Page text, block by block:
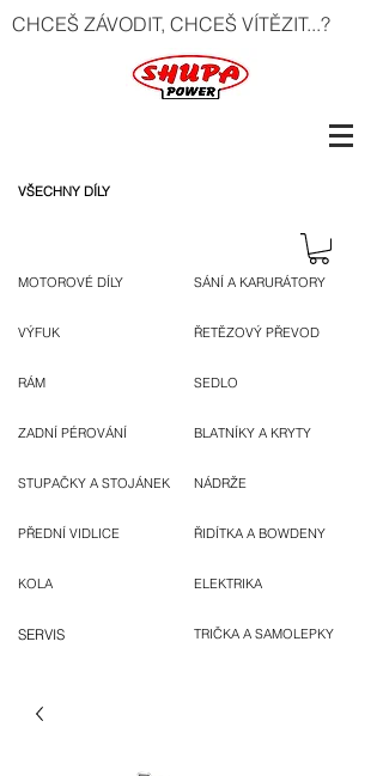
CHCEŠ ZÁVODIT, CHCEŠ VÍTĚZIT...?
VŠECHNY DÍLY
MOTOROVÉ DÍLY
VÝFUK
RÁM
ZADNÍ PÉROVÁNÍ
STUPAČKY A STOJÁNEK
PŘEDNÍ VIDLICE
KOLA
SERVIS
SÁNÍ A KARURÁTORY
ŘETĚZOVÝ PŘEVOD
SEDLO
BLATNÍKY A KRYTY
NÁDRŽE
ŘIDÍTKA A BOWDENY
ELEKTRIKA
TRIČKA A SAMOLEPKY